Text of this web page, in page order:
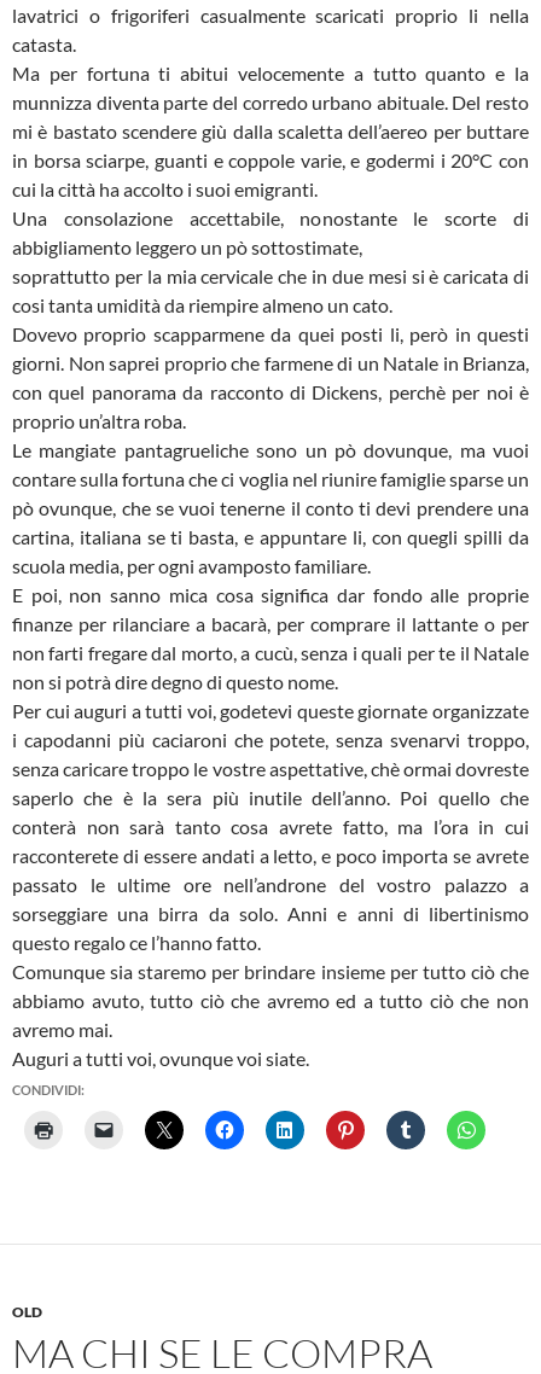
lavatrici o frigoriferi casualmente scaricati proprio li nella
catasta.
Ma per fortuna ti abitui velocemente a tutto quanto e la
munnizza diventa parte del corredo urbano abituale. Del resto
mi è bastato scendere giù dalla scaletta dell’aereo per buttare
in borsa sciarpe, guanti e coppole varie, e godermi i 20°C con
cui la città ha accolto i suoi emigranti.
Una consolazione accettabile, nonostante le scorte di
abbigliamento leggero un pò sottostimate,
soprattutto per la mia cervicale che in due mesi si è caricata di
cosi tanta umidità da riempire almeno un cato.
Dovevo proprio scapparmene da quei posti li, però in questi
giorni. Non saprei proprio che farmene di un Natale in Brianza,
con quel panorama da racconto di Dickens, perchè per noi è
proprio un’altra roba.
Le mangiate pantagrueliche sono un pò dovunque, ma vuoi
contare sulla fortuna che ci voglia nel riunire famiglie sparse un
pò ovunque, che se vuoi tenerne il conto ti devi prendere una
cartina, italiana se ti basta, e appuntare li, con quegli spilli da
scuola media, per ogni avamposto familiare.
E poi, non sanno mica cosa significa dar fondo alle proprie
finanze per rilanciare a bacarà, per comprare il lattante o per
non farti fregare dal morto, a cucù, senza i quali per te il Natale
non si potrà dire degno di questo nome.
Per cui auguri a tutti voi, godetevi queste giornate organizzate
i capodanni più caciaroni che potete, senza svenarvi troppo,
senza caricare troppo le vostre aspettative, chè ormai dovreste
saperlo che è la sera più inutile dell’anno. Poi quello che
conterà non sarà tanto cosa avrete fatto, ma l’ora in cui
racconterete di essere andati a letto, e poco importa se avrete
passato le ultime ore nell’androne del vostro palazzo a
sorseggiare una birra da solo. Anni e anni di libertinismo
questo regalo ce l’hanno fatto.
Comunque sia staremo per brindare insieme per tutto ciò che
abbiamo avuto, tutto ciò che avremo ed a tutto ciò che non
avremo mai.
Auguri a tutti voi, ovunque voi siate.
CONDIVIDI:
OLD
MA CHI SE LE COMPRA